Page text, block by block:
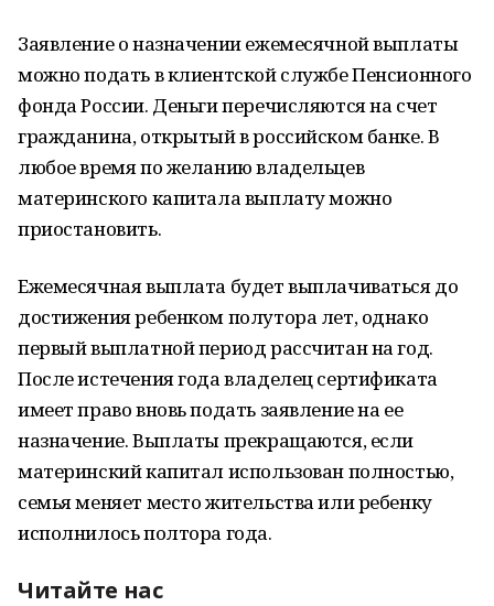
Заявление о назначении ежемесячной выплаты
можно подать в клиентской службе Пенсионного
фонда России. Деньги перечисляются на счет
гражданина, открытый в российском банке. В
любое время по желанию владельцев
материнского капитала выплату можно
приостановить.
Ежемесячная выплата будет выплачиваться до
достижения ребенком полутора лет, однако
первый выплатной период рассчитан на год.
После истечения года владелец сертификата
имеет право вновь подать заявление на ее
назначение. Выплаты прекращаются, если
материнский капитал использован полностью,
семья меняет место жительства или ребенку
исполнилось полтора года.
Читайте нас